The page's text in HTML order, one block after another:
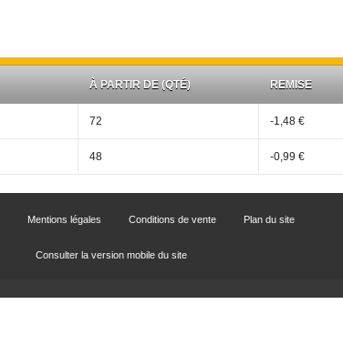
À PARTIR DE (QTÉ) REMISE
72 -1,48 €
48 -0,99 €
Mentions légales Conditions de vente Plan du site
Consulter la version mobile du site